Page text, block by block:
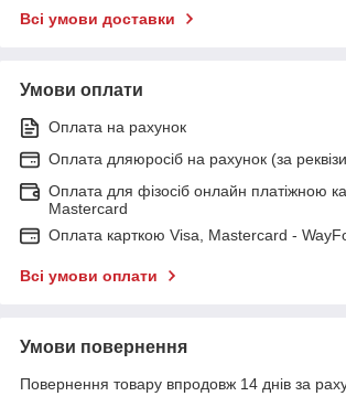
Всі умови доставки
Умови оплати
Оплата на рахунок
Оплата дляюросіб на рахунок (за
Оплата для фізосіб онлайн платіжною
Mastercard
Оплата карткою Visa, Mastercard -
Всі умови оплати
Умови повернення
Повернення товару впродовж 14 днів за